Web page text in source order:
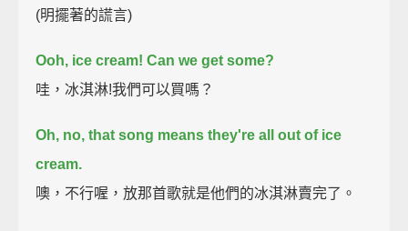
(明擺著的謊言)
Ooh, ice cream! Can we get some?
哇，冰淇淋!我們可以買嗎？
Oh, no, that song means they're all out of ice
cream.
噢，不行喔，放那首歌就是他們的冰淇淋賣完了。